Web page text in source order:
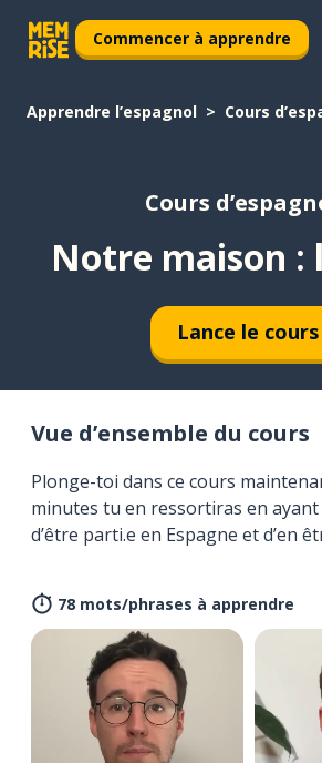
Commencer à apprendre
Apprendre l’espagnol Cours
Cours
Notre maison :
Lance le cours
Vue d’ensemble du cours
Plonge-toi dans ce cours
minutes tu en ressortiras en ayant
d’être parti.e en Espagne et d’en
78 mots/phrases à apprendre